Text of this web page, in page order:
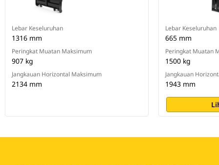
Lebar Keseluruhan
1316 mm
Peringkat Muatan Maksimum
907 kg
Jangkauan Horizontal Maksimum
2134 mm
Lebar Keseluruhan
665 mm
Peringkat Muatan
1500 kg
Jangkauan
1943 mm